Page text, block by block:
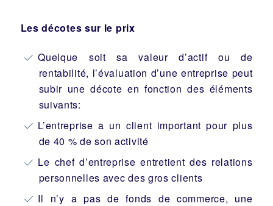
Les décotes sur le prix
Quelque soit sa valeur d’actif ou de
rentabilité, l’évaluation d’une entreprise peut
subir une décote en fonction des éléments
suivants:
L’entreprise a un client important pour plus
de 40 % de son activité
Le chef d’entreprise entretient des relations
personnelles avec des gros clients
Il n’y a pas de fonds de commerce, une